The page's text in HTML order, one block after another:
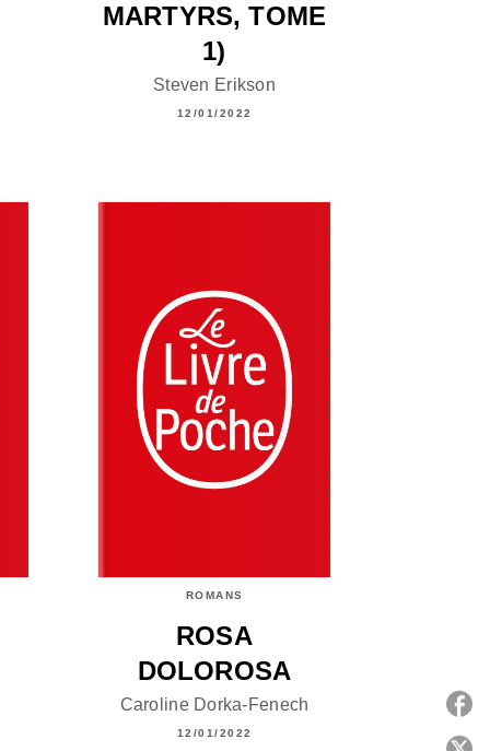
MARTYRS, TOME
1)
Steven Erikson
12/01/2022
ROMANS
ROSA
DOLOROSA
Caroline Dorka-Fenech
12/01/2022